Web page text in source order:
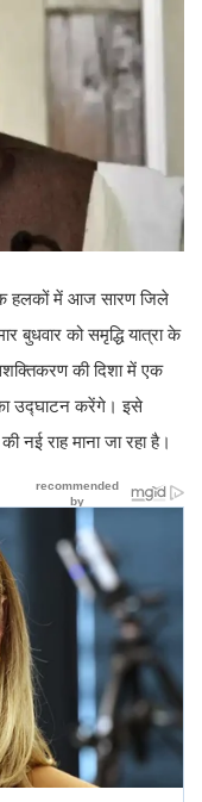
हलकों में आज सारण जिले
बुधवार को समृद्धि यात्रा के
की दिशा में एक
उद्घाटन करेंगे। इसे
नई राह माना जा रहा है।